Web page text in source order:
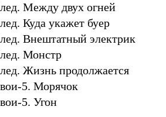
Между двух огней
Куда укажет буер
Внештатный электрик
Монстр
Жизнь продолжается
5. Морячок
5. Угон